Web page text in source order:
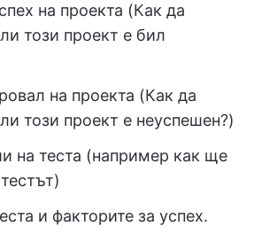
на проекта (Как да
този проект е бил
на проекта (Как да
този проект е неуспешен?)
на теста (например как ще
и факторите за успех.